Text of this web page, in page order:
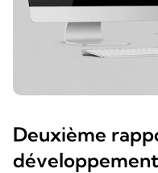
Deuxième